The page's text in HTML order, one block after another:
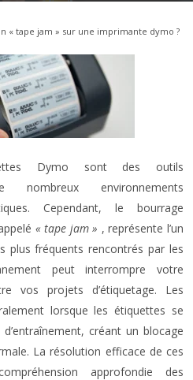
« tape jam » sur une imprimante dymo ?
Dymo sont des outils
nombreux environnements
Cependant, le bourrage
« tape jam » , représente l’un
plus fréquents rencontrés par les
peut interrompre votre
vos projets d’étiquetage. Les
lorsque les étiquettes se
créant un blocage
La résolution efficace de ces
approfondie des